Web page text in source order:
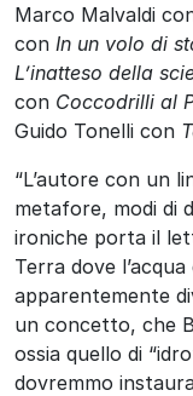
Marco Malvaldi
con In un volo di
L’inatteso della
con Coccodrilli al
Guido Tonelli con
“L’autore con un
metafore, modi di
ironiche porta il
Terra dove
apparentemente
un concetto, che
ossia quello di
dovremmo